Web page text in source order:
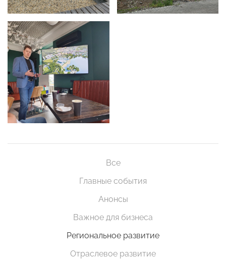
Все
Главные события
Анонсы
Важное для бизнеса
Региональное развитие
Отраслевое развитие